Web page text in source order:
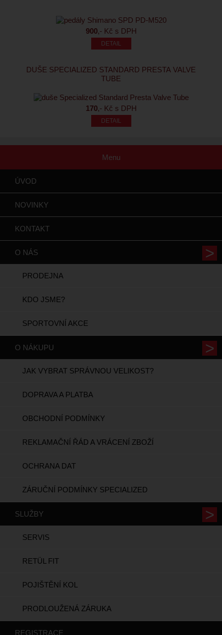
900,- Kč s DPH
DUŠE SPECIALIZED STANDARD PRESTA VALVE
TUBE
170,- Kč s DPH
Menu
ÚVOD
NOVINKY
KONTAKT
O NÁS
PRODEJNA
KDO JSME?
SPORTOVNÍ AKCE
O NÁKUPU
JAK VYBRAT SPRÁVNOU VELIKOST?
DOPRAVA A PLATBA
OBCHODNÍ PODMÍNKY
REKLAMAČNÍ ŘÁD A VRÁCENÍ ZBOŽÍ
OCHRANA DAT
ZÁRUČNÍ PODMÍNKY SPECIALIZED
SLUŽBY
SERVIS
RETÜL FIT
POJIŠTĚNÍ KOL
PRODLOUŽENÁ ZÁRUKA
REGISTRACE